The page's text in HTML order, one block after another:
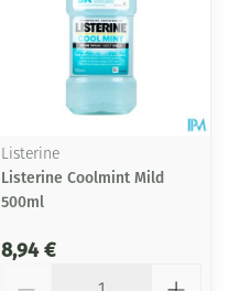
Listerine
Listerine Coolmint Mild
500ml
8,94 €